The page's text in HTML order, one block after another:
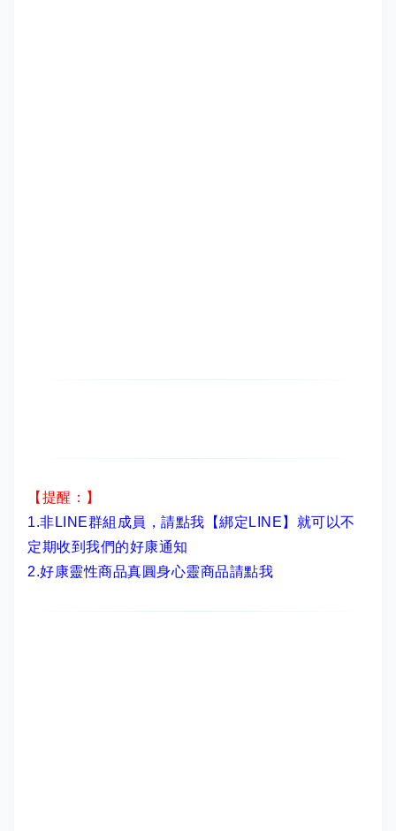
【提醒：】
1.非LINE群組成員， 請點我【綁定LINE】 就可以不
定期收到我們的好康通知
2.好康靈性商品真圓身心靈商品請點我